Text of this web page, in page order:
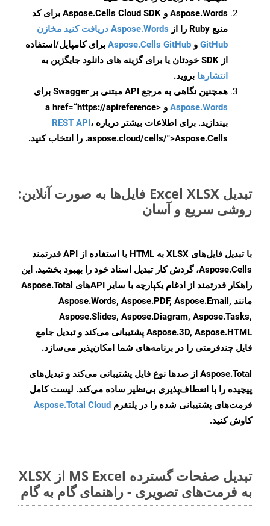
Aspose.Words و Aspose.Cells Cloud SDK برای کد
منبع Ruby را از
Aspose.Words دریافت کنید مخازن
GitHub و Aspose.Cells GitHub برای کامپایل/استفاده
از SDK خودتان یا برای گزینه های دانلود جایگزین به
انتشارها بروید.
همچنین نگاهی به مرجع API مبتنی بر Swagger برای
Aspose.Words
و <a href=“https://apireference
بیندازید. برای اطلاعات بیشتر درباره REST API،
.aspose.cloud/cells/">Aspose.Cells را انتخاب کنید.
تبدیل Excel XLSX فایل‌ها به صورت آنلاین:
روشی سریع و آسان
با تبدیل فایل‌های XLSX به HTML با استفاده از API قدرتمند
Aspose.Cells، گردش کار تبدیل اسناد خود را بهبود بخشید. این
راهکار قدرتمند از ادغام یکپارچه با سایر APIهای Aspose.Total
مانند Aspose.Words, Aspose.PDF, Aspose.Email,
Aspose.Slides, Aspose.Diagram, Aspose.Tasks,
Aspose.3D, Aspose.HTML پشتیبانی می‌کند و تبدیل جامع
فایل چندفرمتی را در برنامه‌های شما امکان‌پذیر می‌سازد.
Aspose.Total از صدها نوع فایل پشتیبانی می‌کند و تبدیل‌های
پیچیده را با انعطاف‌پذیری بی‌نظیر ساده می‌کند. لیست کامل
فرمت‌های پشتیبانی شده را در پلتفرم Aspose.Total Cloud
کاوش کنید.
تبدیل صفحات گسترده MS Excel از XLSX
به فرمت‌های تصویری - راهنمای گام به گام